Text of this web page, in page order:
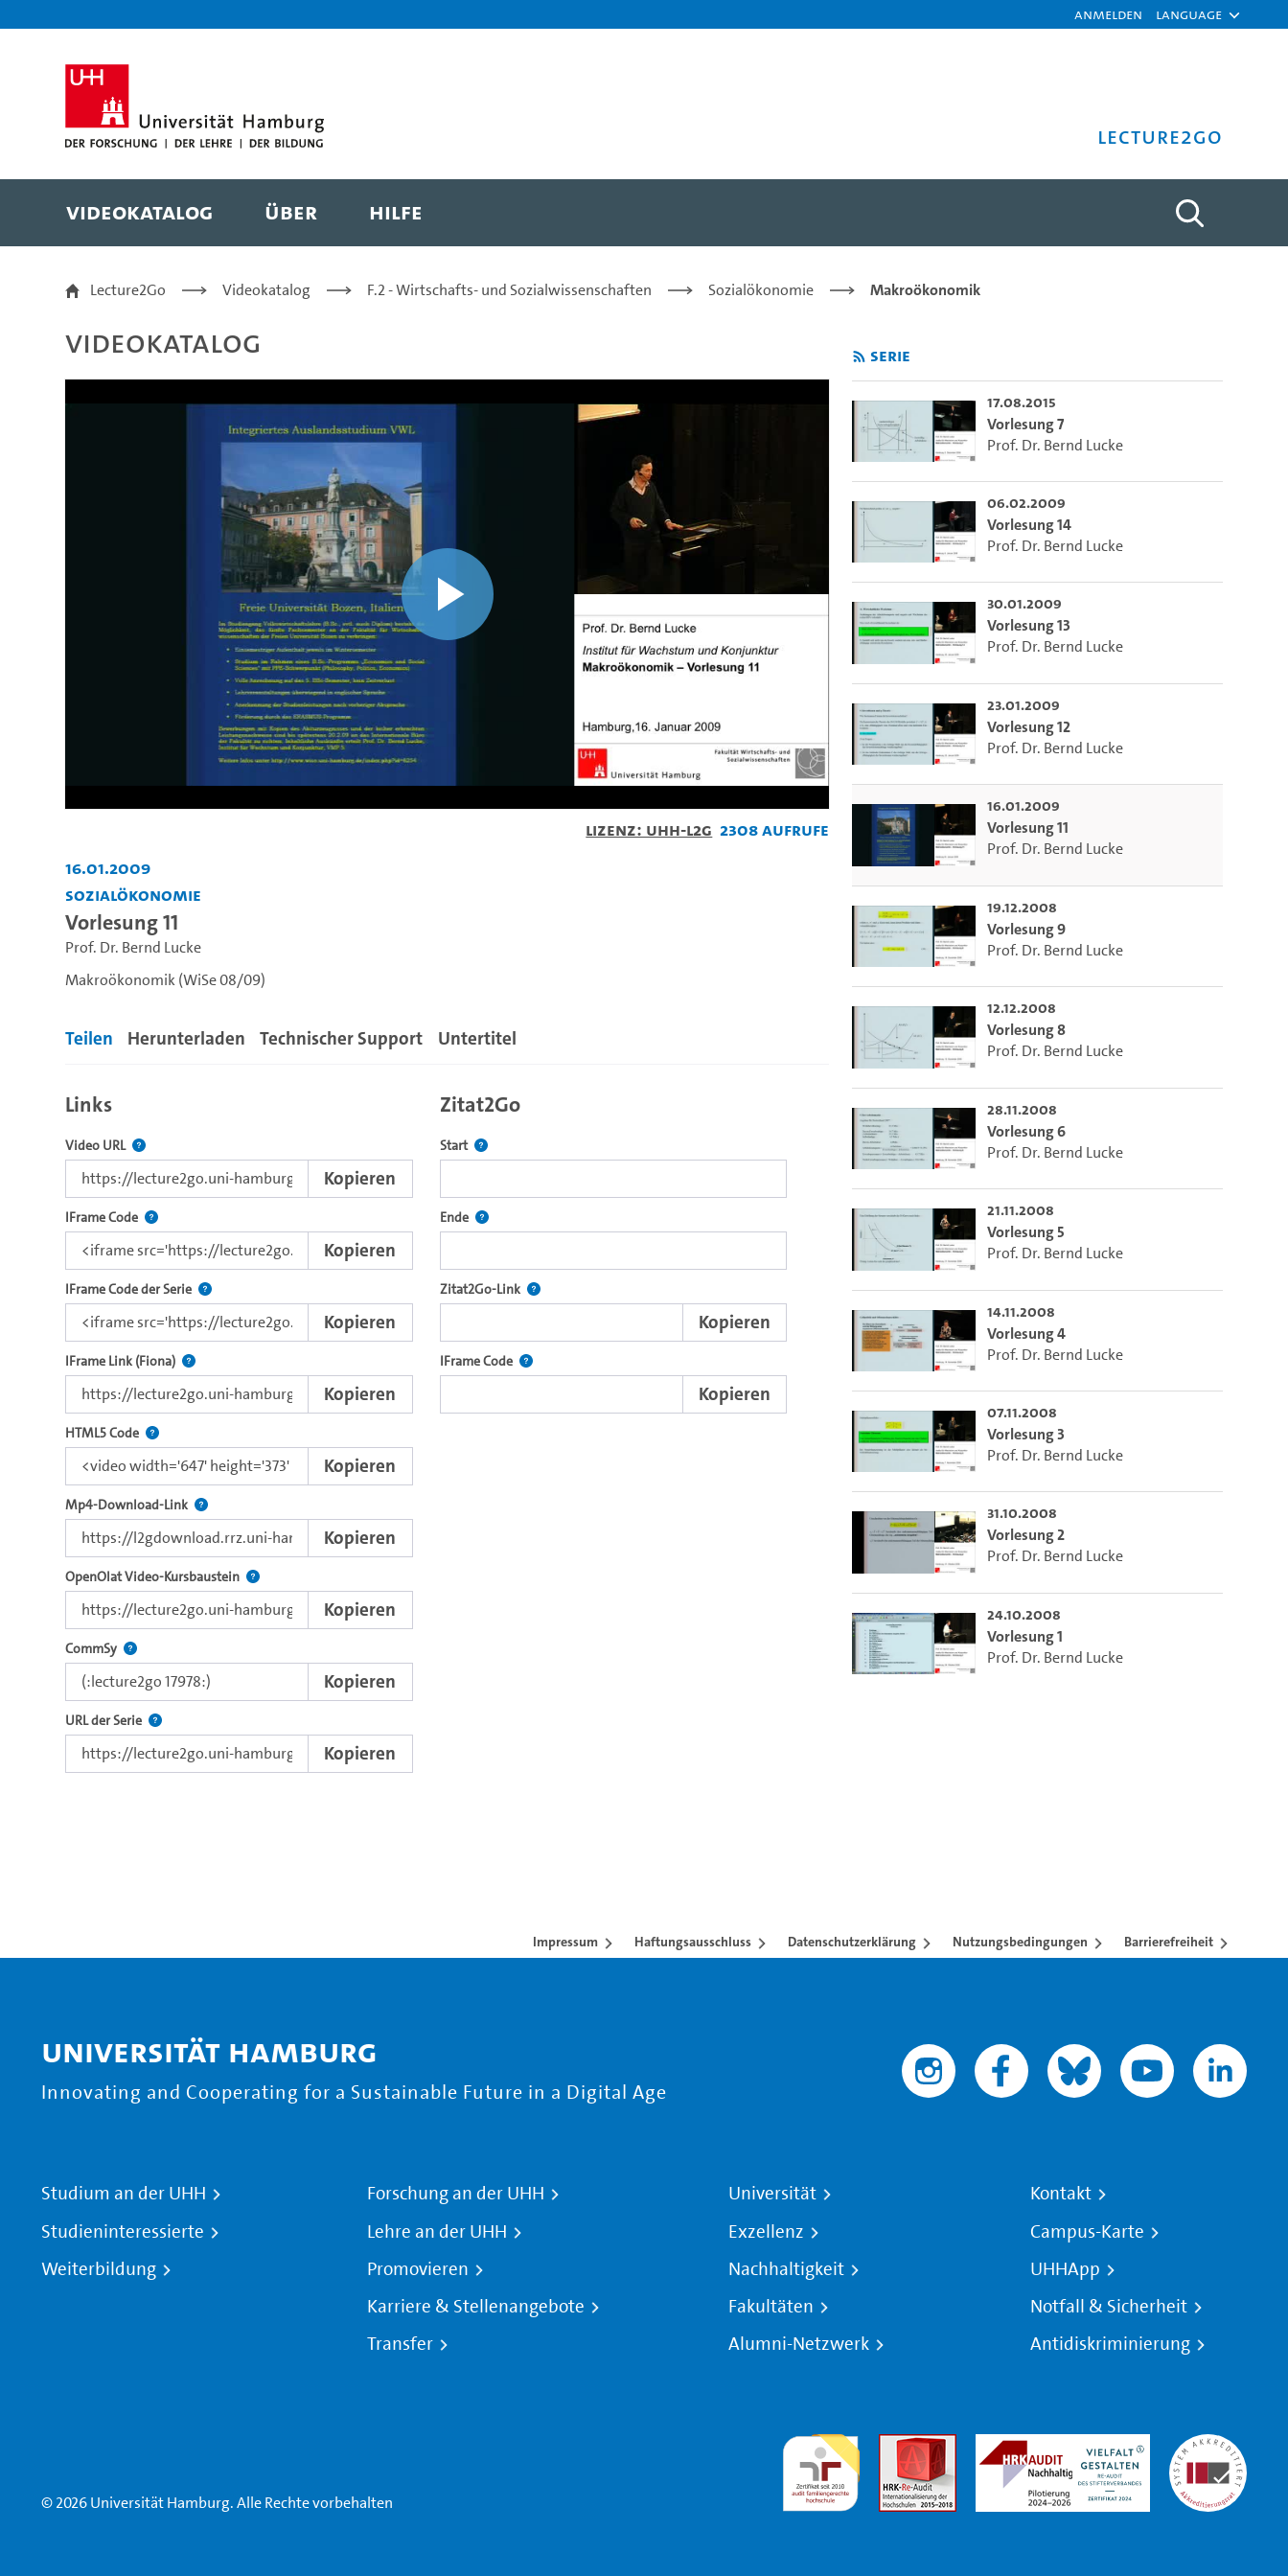
Anmelden Language
Lecture2Go
Videokatalog Über Hilfe
Vorlesung 11 - Prof. Dr. Bernd Lucke - Universität Hamburg
Lecture2Go Videokatalog F.2 - Wirtschafts- und Sozialwissenschaften Sozialökonomie Makroökonomik
Videokatalog
Video
abspielen
Lizenz: UHH-L2G 2308 Aufrufe
16.01.2009
Sozialökonomie
Vorlesung 11
Prof. Dr. Bernd Lucke
Makroökonomik (WiSe 08/09)
Teilen Herunterladen Technischer Support Untertitel
Links
Video URL Der Link zu diesem Video.
Kopieren
IFrame Code Nutzen Sie diesen Code, um das Video mit dem Lecture2Go-Videoplayer einzubetten.
Kopieren
IFrame Code der Serie Nutzen Sie diesen Code, um das Video und die komplette Serie mit dem Lecture2Go-Videoplayer einzubetten.
Kopieren
IFrame Link (Fiona) Direkter iFrame-Link zur Weitergabe an externe Web-Applikationen.
Kopieren
HTML5 Code Nutzen Sie diesen Code, um das Video mit dem browsereigenen Video-Player einzubetten (HTML5).
Kopieren
Mp4-Download-Link Kopieren Sie den Download-Link dieses Videos.
Kopieren
OpenOlat Video-Kursbaustein Verwenden Sie diesen Link, um ein Video in den OpenOlat Video-Baustein einzubetten.
Kopieren
CommSy Nutzen Sie diesen Code, um das Video in CommSy einzubetten.
Kopieren
URL der Serie Der Link zur Serie.
Kopieren
Zitat2Go
Start Definiert den Startpunkt für Zitat2Go. Bitte in das Feld klicken, um die aktuelle Zeit auszuwählen.
Ende Definiert den Endpunkt für Zitat2Go. Bitte in das Feld klicken, um die aktuelle Zeit auszuwählen.
Zitat2Go-Link Nach der Auswahl eines Start- und Endpunktes verweist dieser Link auf den Ausschnitt des Videos.
Kopieren
IFrame Code Nutzen Sie diesen Code, um den Auschnitt des Videos mit dem Lecture2Go-Videoplayer einzubetten.
Kopieren
Serie
17.08.2015
Vorlesung 7
Prof. Dr. Bernd Lucke
06.02.2009
Vorlesung 14
Prof. Dr. Bernd Lucke
30.01.2009
Vorlesung 13
Prof. Dr. Bernd Lucke
23.01.2009
Vorlesung 12
Prof. Dr. Bernd Lucke
16.01.2009
Vorlesung 11
Prof. Dr. Bernd Lucke
19.12.2008
Vorlesung 9
Prof. Dr. Bernd Lucke
12.12.2008
Vorlesung 8
Prof. Dr. Bernd Lucke
28.11.2008
Vorlesung 6
Prof. Dr. Bernd Lucke
21.11.2008
Vorlesung 5
Prof. Dr. Bernd Lucke
14.11.2008
Vorlesung 4
Prof. Dr. Bernd Lucke
07.11.2008
Vorlesung 3
Prof. Dr. Bernd Lucke
31.10.2008
Vorlesung 2
Prof. Dr. Bernd Lucke
24.10.2008
Vorlesung 1
Prof. Dr. Bernd Lucke
Impressum Haftungsausschluss Datenschutzerklärung Nutzungsbedingungen Barrierefreiheit
Universität Hamburg
Innovating and Cooperating for a Sustainable Future in a Digital Age
Studium an der UHH
Studieninteressierte
Weiterbildung
Forschung an der UHH
Lehre an der UHH
Promovieren
Karriere & Stellenangebote
Transfer
Universität
Exzellenz
Nachhaltigkeit
Fakultäten
Alumni-Netzwerk
Kontakt
Campus-Karte
UHHApp
Notfall & Sicherheit
Antidiskriminierung
© 2026 Universität Hamburg. Alle Rechte vorbehalten